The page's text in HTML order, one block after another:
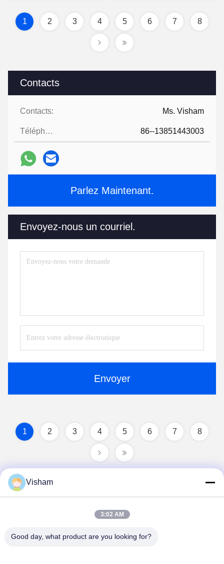
Contacts
Contacts: Ms. Visham
Téléphone: 86--13851443003
Parlez Maintenant.
Envoyez-nous un courriel.
Envoyer
1 2 3 4 5 6 7 8
1 2 3 4 5 6 7 8
Visham
3:02 AM
Good day, what product are you looking for?